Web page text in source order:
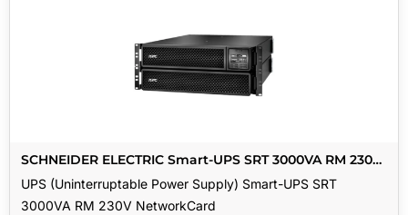
SCHNEIDER ELECTRIC Smart-UPS SRT 3000VA RM 230V
UPS (Uninterruptable Power Supply) Smart-UPS SRT
3000VA RM 230V NetworkCard